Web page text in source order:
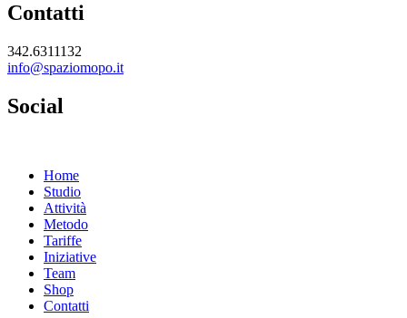
Contatti
342.6311132
info@spaziomopo.it
Social
Home
Studio
Attività
Metodo
Tariffe
Iniziative
Team
Shop
Contatti